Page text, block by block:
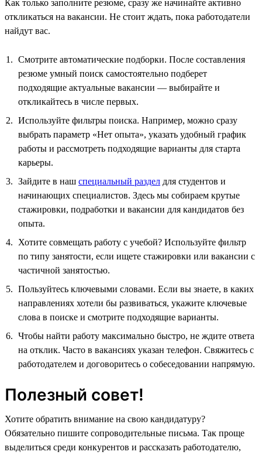
Как только заполните резюме, сразу же начинайте активно
откликаться на вакансии. Не стоит ждать, пока работодатели
найдут вас.
Смотрите автоматические подборки. После составления
резюме умный поиск самостоятельно подберет
подходящие актуальные вакансии — выбирайте и
откликайтесь в числе первых.
Используйте фильтры поиска. Например, можно сразу
выбрать параметр «Нет опыта», указать удобный график
работы и рассмотреть подходящие варианты для старта
карьеры.
Зайдите в наш специальный раздел для студентов и
начинающих специалистов. Здесь мы собираем крутые
стажировки, подработки и вакансии для кандидатов без
опыта.
Хотите совмещать работу с учебой? Используйте фильтр
по типу занятости, если ищете стажировки или вакансии с
частичной занятостью.
Пользуйтесь ключевыми словами. Если вы знаете, в каких
направлениях хотели бы развиваться, укажите ключевые
слова в поиске и смотрите подходящие варианты.
Чтобы найти работу максимально быстро, не ждите ответа
на отклик. Часто в вакансиях указан телефон. Свяжитесь с
работодателем и договоритесь о собеседовании напрямую.
Полезный совет!
Хотите обратить внимание на свою кандидатуру?
Обязательно пишите сопроводительные письма. Так проще
выделиться среди конкурентов и рассказать работодателю,